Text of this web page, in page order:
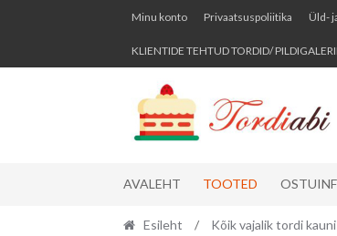
Skip
navigation
Skip
content
Minu konto Privaatsuspoliitika Üld-
KLIENTIDE TEHTUD TORDID/
AVALEHT TOOTED
Esileht / Kõik vajalik tordi